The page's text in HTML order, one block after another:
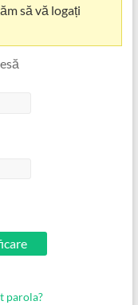
să vă logați
parola?